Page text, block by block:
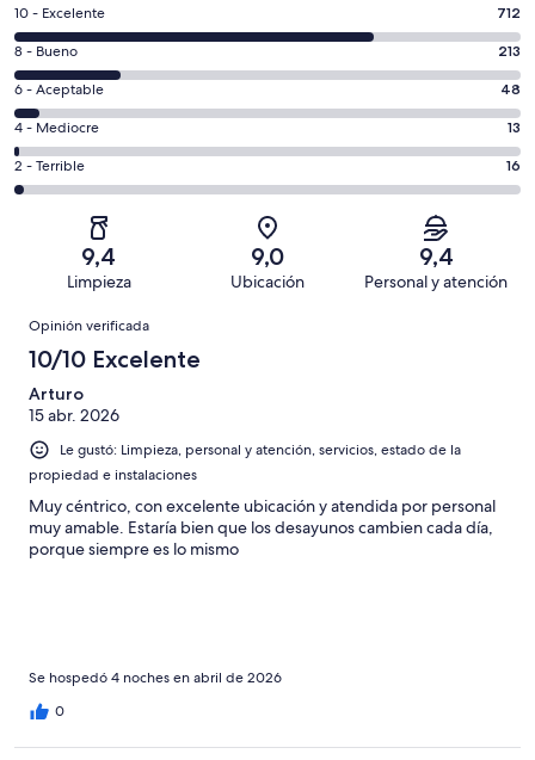
Evaluación:
10
-
Excelente.
712
de
1002
opiniones
10 - Excelente 712
Evaluación:
8
-
Bueno.
213
de
1002
opiniones
8 - Bueno 213
Evaluación:
6
-
Aceptable.
48
opiniones
6 - Aceptable 48
Evaluación:
4
-
4 - Mediocre 13
Evaluación:
2
1002
opiniones
2 - Terrible 16
9,4
Limpieza
9,0
Ubicación
9,4
Personal y atención
Opiniones
Opinión verificada
10/10 Excelente
Arturo
15 abr. 2026
Le gustó: Limpieza, personal y atención, servicios, estado de la
propiedad e instalaciones
Muy céntrico, con excelente ubicación y atendida por personal
muy amable. Estaría bien que los desayunos cambien cada día,
porque siempre es lo mismo
Se hospedó 4 noches en abril de 2026
0